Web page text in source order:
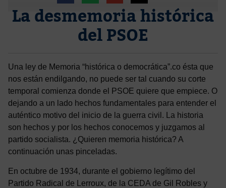
La desmemoria histórica
del PSOE
Una ley de Memoria “histórica o democrática”.co ésta que
nos están endilgando, no puede ser tal cuando su corte
temporal comienza donde el PSOE quiere que empiece. O
dejando a un lado hechos fundamentales para entender el
auténtico motivo del inicio de la guerra civil. La historia
son hechos y por los hechos conocemos y juzgamos al
partido socialista. ¿Quieren memoria histórica? A
continuación unas pinceladas.
En octubre de 1934, durante el gobierno legítimo del
Partido Radical de Lerroux, de la CEDA de Gil Robles y